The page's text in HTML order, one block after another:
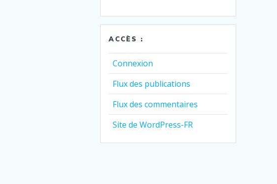
ACCÈS :
Connexion
Flux des publications
Flux des commentaires
Site de WordPress-FR